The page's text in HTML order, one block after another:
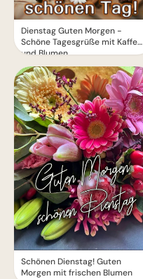
Dienstag Guten Morgen -
Schöne Tagesgrüße mit Kaffee
und Blumen
Schönen Dienstag! Guten
Morgen mit frischen Blumen